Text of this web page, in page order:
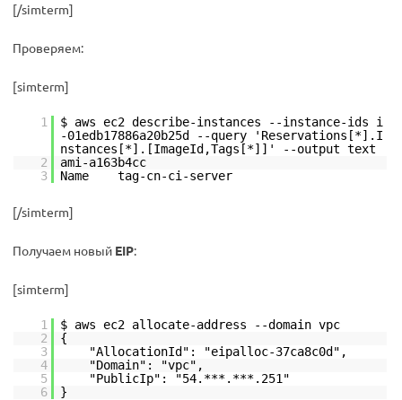
[/simterm]
Проверяем:
[simterm]
1
$ aws ec2 describe-instances --instance-ids i
-01edb17886a20b25d --query 'Reservations[*].I
nstances[*].[ImageId,Tags[*]]' --output text
2
ami-a163b4cc
3
Name tag-cn-ci-server
[/simterm]
Получаем новый EIP:
[simterm]
1
$ aws ec2 allocate-address --domain vpc
2
{
3
"AllocationId": "eipalloc-37ca8c0d",
4
"Domain": "vpc",
5
"PublicIp": "54.***.***.251"
6
}